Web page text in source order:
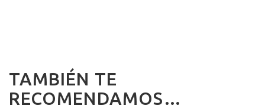
TAMBIÉN TE
RECOMENDAMOS…